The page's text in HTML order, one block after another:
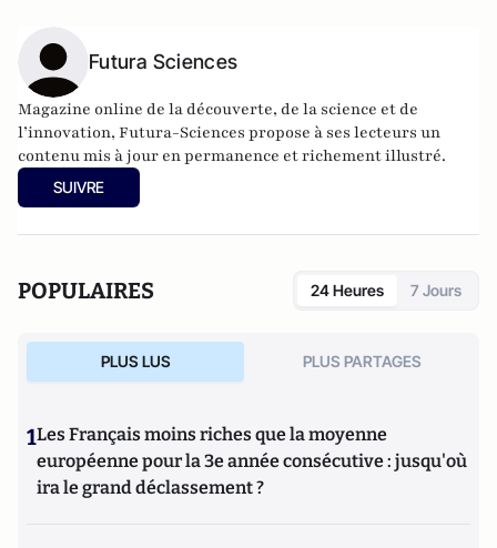
Futura Sciences
Magazine online de la découverte, de la science et de
l’innovation, Futura-Sciences propose à ses lecteurs un
contenu mis à jour en permanence et richement illustré.
SUIVRE
POPULAIRES 24 Heures 7 Jours
PLUS LUS PLUS PARTAGES
1Les Français moins riches que la moyenne
européenne pour la 3e année consécutive : jusqu'où
ira le grand déclassement ?